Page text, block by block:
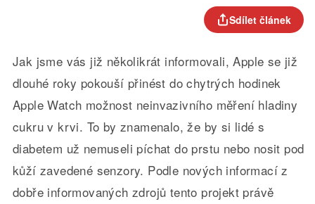
Sdílet článek
Jak jsme vás již několikrát informovali, Apple se již
dlouhé roky pokouší přinést do chytrých hodinek
Apple Watch možnost neinvazivního měření hladiny
cukru v krvi. To by znamenalo, že by si lidé s
diabetem už nemuseli píchat do prstu nebo nosit pod
kůží zavedené senzory. Podle nových informací z
dobře informovaných zdrojů tento projekt právě